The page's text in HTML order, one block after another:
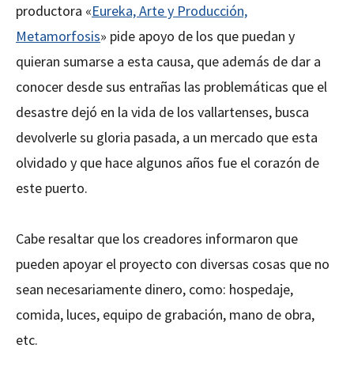
productora «Eureka, Arte y Producción,
Metamorfosis» pide apoyo de los que puedan y
quieran sumarse a esta causa, que además de dar a
conocer desde sus entrañas las problemáticas que el
desastre dejó en la vida de los vallartenses, busca
devolverle su gloria pasada, a un mercado que esta
olvidado y que hace algunos años fue el corazón de
este puerto.
Cabe resaltar que los creadores informaron que
pueden apoyar el proyecto con diversas cosas que no
sean necesariamente dinero, como: hospedaje,
comida, luces, equipo de grabación, mano de obra,
etc.